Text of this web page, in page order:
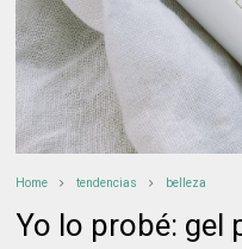
Home tendencias belleza
Yo lo probé: gel